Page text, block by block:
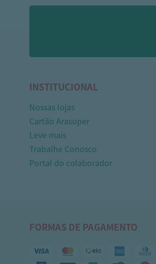
INSTITUCIONAL
Nossas lojas
Cartão Arasuper
Leve mais
Trabalhe Conosco
Portal do colaborador
FORMAS DE PAGAMENTO